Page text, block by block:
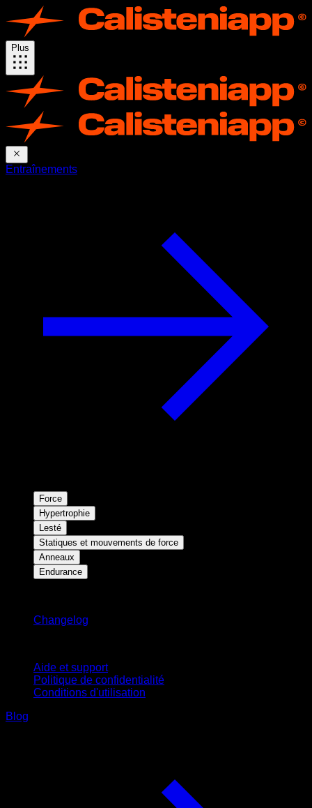
Plus
Entraînements
Force
Hypertrophie
Lesté
Statiques et mouvements de force
Anneaux
Endurance
Changelog
Aide et support
Politique de confidentialité
Conditions d'utilisation
Blog